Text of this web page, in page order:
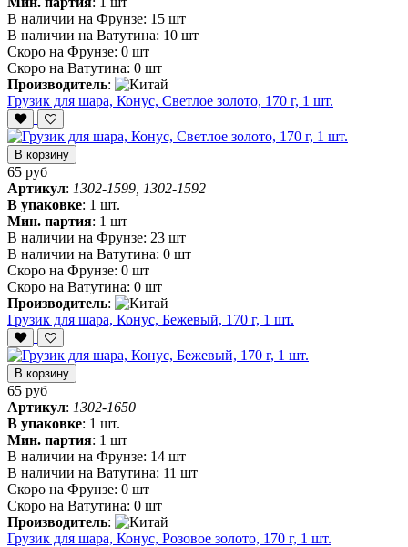
В наличии на Фрунзе: 15 шт
В наличии на Ватутина: 10 шт
Скоро на Фрунзе: 0 шт
Скоро на Ватутина: 0 шт
Производитель:
Грузик для шара, Конус, Светлое золото, 170 г, 1 шт.
В корзину
65 руб
Артикул: 1302-1599, 1302-1592
В упаковке: 1 шт.
Мин. партия: 1 шт
В наличии на Фрунзе: 23 шт
В наличии на Ватутина: 0 шт
Скоро на Фрунзе: 0 шт
Скоро на Ватутина: 0 шт
Производитель:
Грузик для шара, Конус, Бежевый, 170 г, 1 шт.
В корзину
65 руб
Артикул: 1302-1650
В упаковке: 1 шт.
Мин. партия: 1 шт
В наличии на Фрунзе: 14 шт
В наличии на Ватутина: 11 шт
Скоро на Фрунзе: 0 шт
Скоро на Ватутина: 0 шт
Производитель:
Грузик для шара, Конус, Розовое золото, 170 г, 1 шт.